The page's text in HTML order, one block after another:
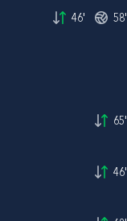
46' 58'
65'
46'